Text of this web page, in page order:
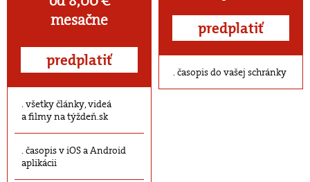
mesačne
predplatiť
všetky články, videá
a filmy na týždeň.sk
časopis v iOS a Android
aplikácii
predplatiť
časopis do vašej schránky